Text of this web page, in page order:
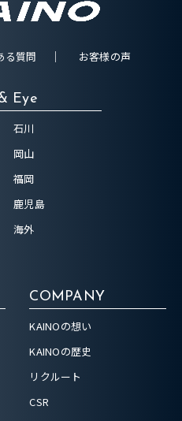
る質問 お客様の声
Eye
石川
岡山
福岡
鹿児島
海外
COMPANY
KAINOの想い
KAINOの歴史
リクルート
CSR